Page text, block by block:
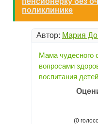
поликлинике
Автор: Мария
Мама чудесного
вопросами
воспитания
(0